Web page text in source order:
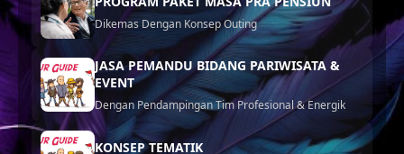
Dikemas Dengan Konsep Outing
JASA PEMANDU BIDANG PARIWISATA &
EVENT
Dengan Pendampingan Tim Profesional & Energik
KONSEP TEMATIK